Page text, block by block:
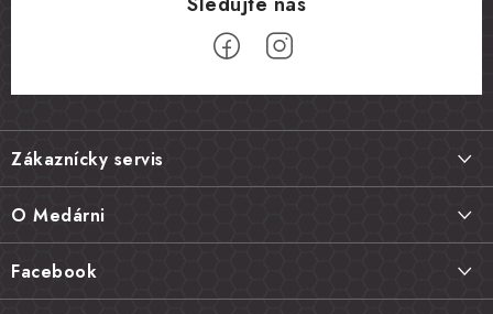
Z
á
p
ä
e
Zákaznícky servis
Vrátenie tovaru, výmena a reklamácie
Najčastejšie otázky FAQ
O Medárni
Náš príbeh
Facebook